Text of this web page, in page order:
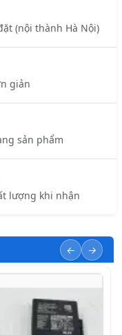
(nội thành Hà Nội)
giản
sản phẩm
lượng khi nhận